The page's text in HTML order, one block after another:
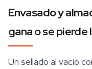
Envasado y
gana o se pierde
Un sellado al vacío